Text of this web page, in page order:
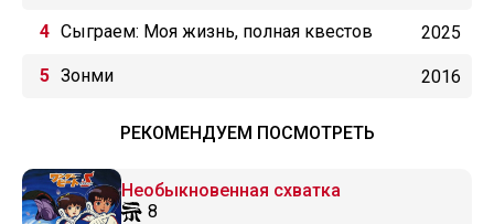
Сыграем: Моя жизнь, полная квестов 2025
Зонми 2016
РЕКОМЕНДУЕМ ПОСМОТРЕТЬ
Необыкновенная схватка
8